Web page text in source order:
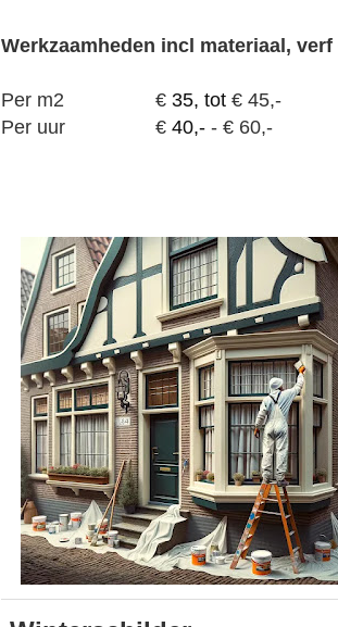
Werkzaamheden incl materiaal, verf
Per m2 € 35, tot € 45,-
Per uur
€40,- - € 60,-